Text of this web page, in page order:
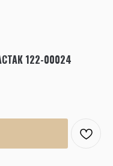
122-00024